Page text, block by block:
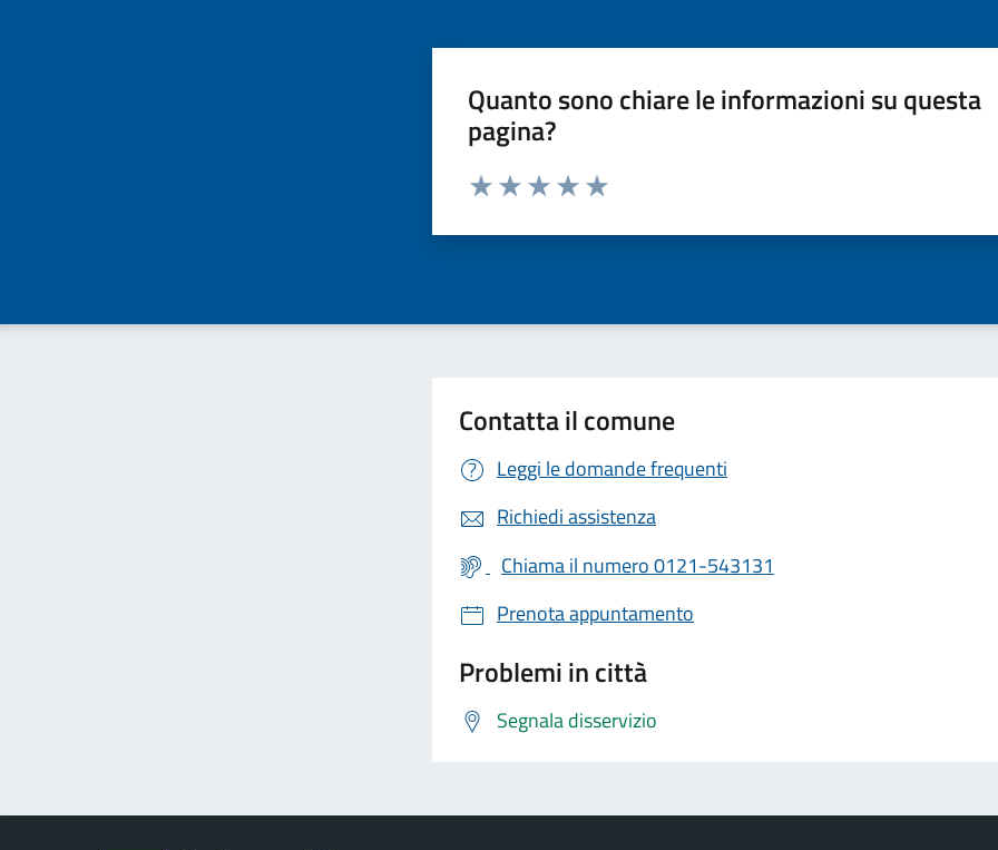
Quanto sono chiare le informazioni su questa
pagina?
Valuta da 1 a 5 stelle la pagina
Contatta il comune
Leggi le domande frequenti
Richiedi assistenza
Chiama il numero 0121-543131
Prenota appuntamento
Problemi in città
Segnala disservizio